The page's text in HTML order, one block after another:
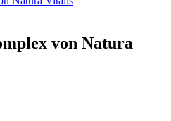
von Natura